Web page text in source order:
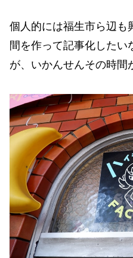
個人的には福生市ら辺も
間を作って記事化したい
が、いかんせんその時間